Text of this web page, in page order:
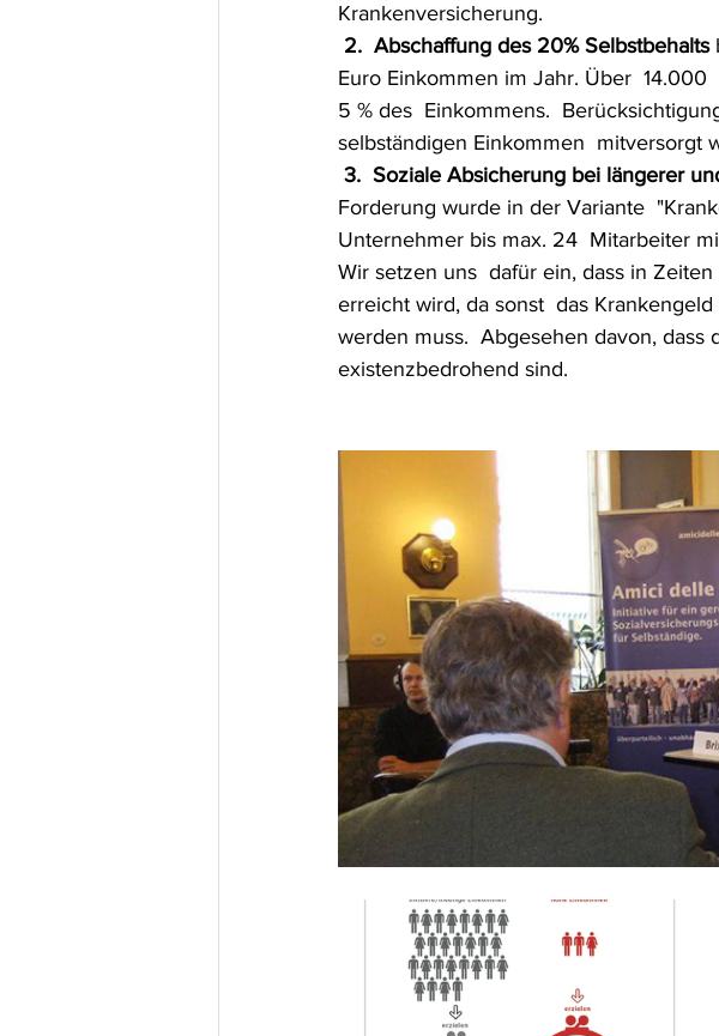
Krankenversicherung.
2.  Abschaffung des 20% Selbstbehalts
Euro Einkommen im Jahr. Über
5 % des  Einkommens.
selbständigen Einkommen  mitversorgt
3.  Soziale Absicherung bei längerer
Forderung wurde in der Variante
Unternehmer bis max. 24  Mitarbeiter
Wir setzen uns  dafür ein, dass in
erreicht wird, da sonst  das
werden muss.  Abgesehen davon,
existenzbedrohend sind.